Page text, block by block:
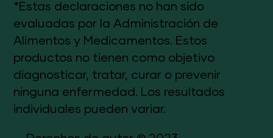
*Estas declaraciones no han sido
evaluadas por la Administración de
Alimentos y Medicamentos. Estos
productos no tienen como objetivo
diagnosticar, tratar, curar o prevenir
ninguna enfermedad. Los resultados
individuales pueden variar.